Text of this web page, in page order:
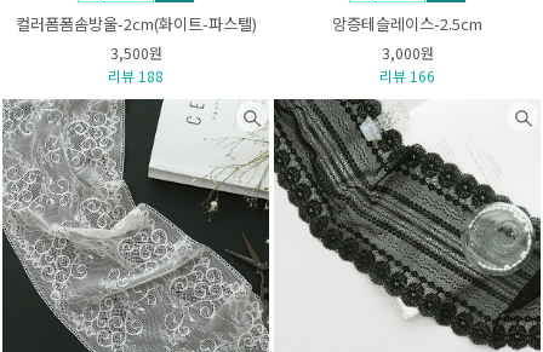
컬러폼폼솜방울-2cm(화이트-파스텔)
3,500원
리뷰 188
앙증테슬레이스-2.5cm
3,000원
리뷰 166